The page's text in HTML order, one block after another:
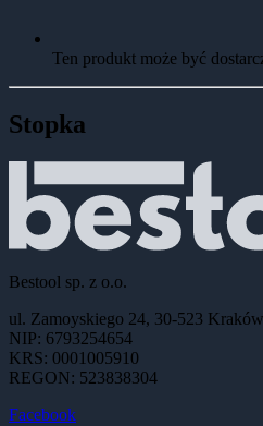
Ten produkt może być
Stopka
Bestool sp. z o.o.
ul. Zamoyskiego 24, 30-523 Kraków
NIP: 6793254654
KRS: 0001005910
REGON: 523838304
Facebook